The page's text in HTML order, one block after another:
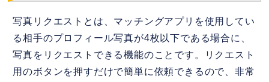
写真リクエストとは、マッチングアプリを使用してい
る相手のプロフィール写真が4枚以下である場合に、
写真をリクエストできる機能のことです。リクエスト
用のボタンを押すだけで簡単に依頼できるので、非常